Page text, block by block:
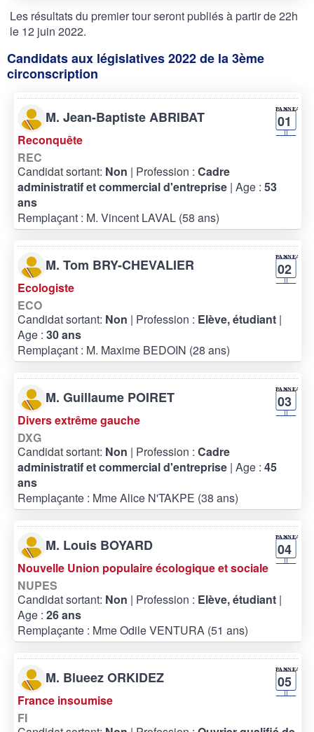
Les résultats du premier tour seront publiés à partir de 22h
le 12 juin 2022.
Candidats aux législatives 2022 de la 3ème
circonscription
M. Jean-Baptiste ABRIBAT 01
Reconquête
REC
Candidat sortant: Non | Profession : Cadre
administratif et commercial d'entreprise | Age : 53
ans
Remplaçant : M. Vincent LAVAL (58 ans)
M. Tom BRY-CHEVALIER 02
Ecologiste
ECO
Candidat sortant: Non | Profession : Elève, étudiant |
Age : 30 ans
Remplaçant : M. Maxime BEDOIN (28 ans)
M. Guillaume POIRET 03
Divers extrême gauche
DXG
Candidat sortant: Non | Profession : Cadre
administratif et commercial d'entreprise | Age : 45
ans
Remplaçante : Mme Alice N'TAKPE (38 ans)
M. Louis BOYARD 04
Nouvelle Union populaire écologique et sociale
NUPES
Candidat sortant: Non | Profession : Elève, étudiant |
Age : 26 ans
Remplaçante : Mme Odile VENTURA (51 ans)
M. Blueez ORKIDEZ 05
France insoumise
FI